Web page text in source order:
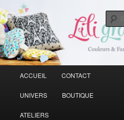
Liligraffiti
Vive la couleur qui rend la vie plus belle
Aller au contenu principal
Aller au contenu secondaire
ACCUEIL CONTACT
UNIVERS BOUTIQUE
ATELIERS